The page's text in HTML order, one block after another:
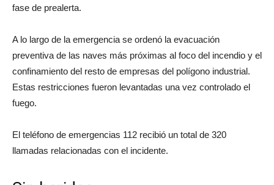
fase de prealerta.
A lo largo de la emergencia se ordenó la evacuación
preventiva de las naves más próximas al foco del incendio y el
confinamiento del resto de empresas del polígono industrial.
Estas restricciones fueron levantadas una vez controlado el
fuego.
El teléfono de emergencias 112 recibió un total de 320
llamadas relacionadas con el incidente.